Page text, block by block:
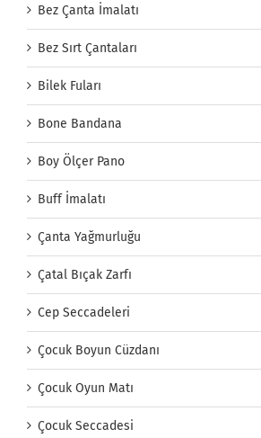
Bez Çanta İmalatı
Bez Sırt Çantaları
Bilek Fuları
Bone Bandana
Boy Ölçer Pano
Buff İmalatı
Çanta Yağmurluğu
Çatal Bıçak Zarfı
Cep Seccadeleri
Çocuk Boyun Cüzdanı
Çocuk Oyun Matı
Çocuk Seccadesi